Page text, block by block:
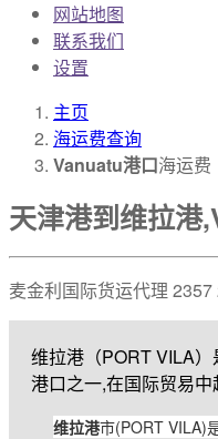
网站地图
联系我们
设置
主页
海运费查询
Vanuatu港口海运费
天津港到维拉港
麦金利国际货运代理 2357
维拉港（PORT VILA
港口之一,在国际贸易中
维拉港市(PORT VILA)